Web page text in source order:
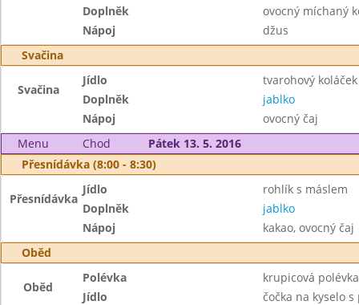
Doplněk
ovocný míchaný
Nápoj
džus
Svačina
Svačina
Jídlo
tvarohový koláček
Doplněk
jablko
Nápoj
ovocný čaj
Menu
Chod
Pátek 13. 5. 2016
Přesnídávka (8:00 - 8:30)
Přesnídávka
Jídlo
rohlík s máslem
Doplněk
jablko
Nápoj
kakao, ovocný čaj
Oběd
Oběd
Polévka
krupicová
Jídlo
čočka na kyselo s